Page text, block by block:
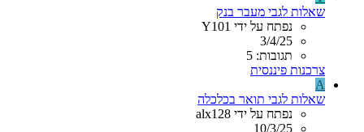
שאלות לגבי מעבר בנק
נפתח על ידי Y101
3/4/25
תגובות: 5
צרכנות פיננסית
A
שאלות לגבי תואר בכלכלה
נפתח על ידי alx128
10/3/25